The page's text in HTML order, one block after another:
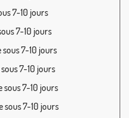
7-10 jours
7-10 jours
7-10 jours
7-10 jours
7-10 jours
7-10 jours